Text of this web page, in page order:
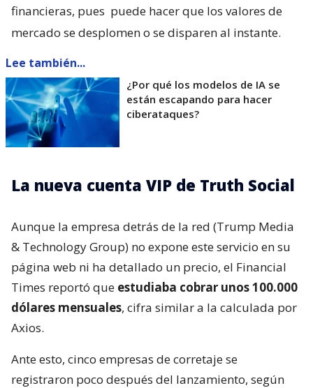
financieras, pues puede hacer que los valores de
mercado se desplomen o se disparen al instante.
Lee también...
¿Por qué los modelos de IA se
están escapando para hacer
ciberataques?
La nueva cuenta VIP de Truth Social
Aunque la empresa detrás de la red (Trump Media
& Technology Group) no expone este servicio en su
página web ni ha detallado un precio, el Financial
Times reportó que estudiaba cobrar unos 100.000
dólares mensuales, cifra similar a la calculada por
Axios.
Ante esto, cinco empresas de corretaje se
registraron poco después del lanzamiento, según